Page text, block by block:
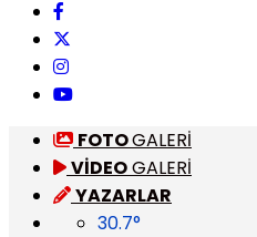
FOTOGALERİ
VİDEOGALERİ
YAZARLAR
30.7°